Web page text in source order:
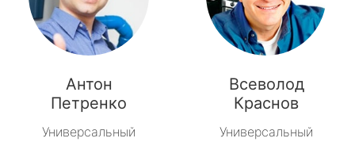
Антон
Петренко
Универсальный
Всеволод
Краснов
Универсальный